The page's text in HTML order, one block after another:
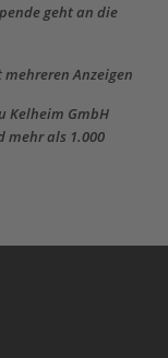
geht an die
Anzeigen
Kelheim GmbH
mehr als 1.000